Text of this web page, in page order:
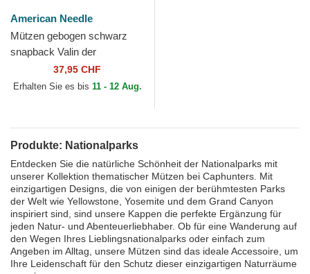
American Needle
Mützen gebogen schwarz
snapback Valin der
Yellowstone National Park
von American Needle
37,95 CHF
Erhalten Sie es bis 11 - 12 Aug.
Produkte: Nationalparks
Entdecken Sie die natürliche Schönheit der Nationalparks mit
unserer Kollektion thematischer Mützen bei Caphunters. Mit
einzigartigen Designs, die von einigen der berühmtesten Parks
der Welt wie Yellowstone, Yosemite und dem Grand Canyon
inspiriert sind, sind unsere Kappen die perfekte Ergänzung für
jeden Natur- und Abenteuerliebhaber. Ob für eine Wanderung auf
den Wegen Ihres Lieblingsnationalparks oder einfach zum
Angeben im Alltag, unsere Mützen sind das ideale Accessoire, um
Ihre Leidenschaft für den Schutz dieser einzigartigen Naturräume